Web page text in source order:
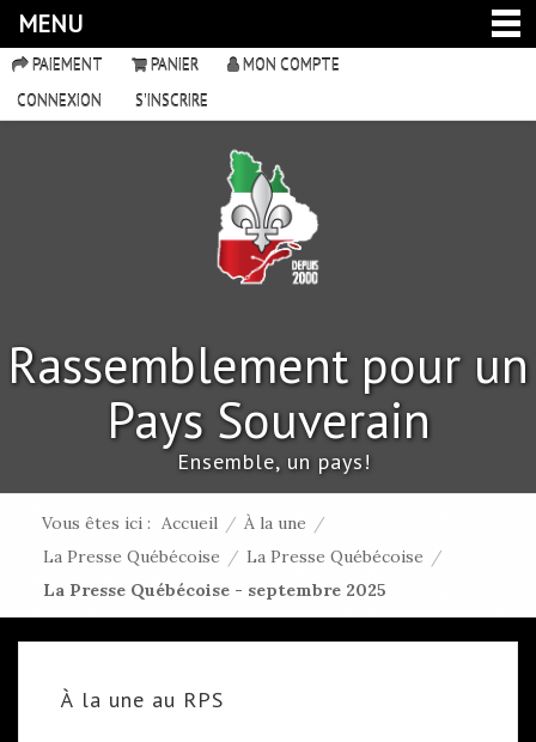
MENU
PAIEMENT PANIER
MON COMPTE
CONNEXION
S'INSCRIRE
Rassemblement pour un
Pays Souverain
Ensemble, un pays!
Vous êtes ici : Accueil / À la une /
La Presse Québécoise / La Presse Québécoise /
La Presse Québécoise - septembre 2025
À la une au RPS